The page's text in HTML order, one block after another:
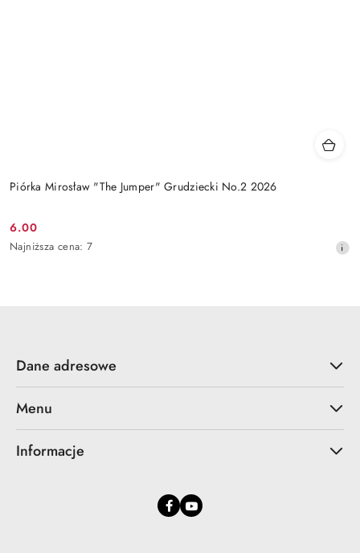
Piórka Mirosław "The Jumper" Grudziecki No.2 2026
Cena
promocyjna:
6.00
Najniższa
Najniższa cena: 7
Dane adresowe
Menu
Informacje